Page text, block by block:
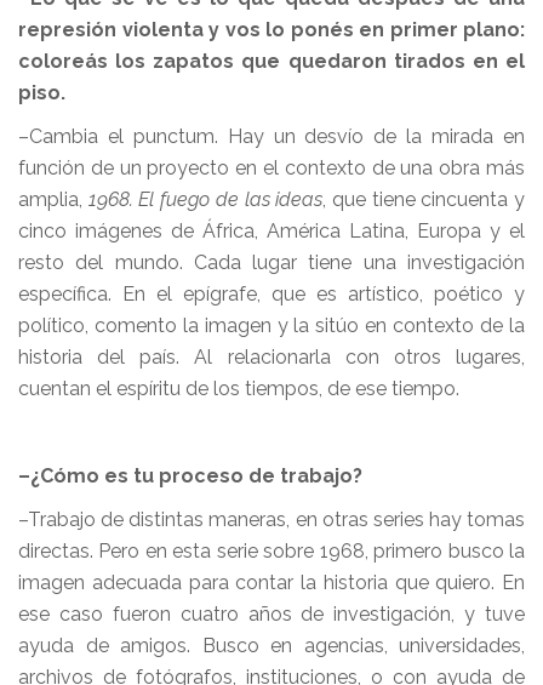
represión violenta y vos lo ponés en primer plano:
coloreás los zapatos que quedaron tirados en el
piso.
–Cambia el punctum. Hay un desvío de la mirada en
función de un proyecto en el contexto de una obra más
amplia, 1968. El fuego de las ideas, que tiene cincuenta y
cinco imágenes de África, América Latina, Europa y el
resto del mundo. Cada lugar tiene una investigación
específica. En el epígrafe, que es artístico, poético y
político, comento la imagen y la sitúo en contexto de la
historia del país. Al relacionarla con otros lugares,
cuentan el espíritu de los tiempos, de ese tiempo.
–¿Cómo es tu proceso de trabajo?
–Trabajo de distintas maneras, en otras series hay tomas
directas. Pero en esta serie sobre 1968, primero busco la
imagen adecuada para contar la historia que quiero. En
ese caso fueron cuatro años de investigación, y tuve
ayuda de amigos. Busco en agencias, universidades,
archivos de fotógrafos, instituciones, o con ayuda de